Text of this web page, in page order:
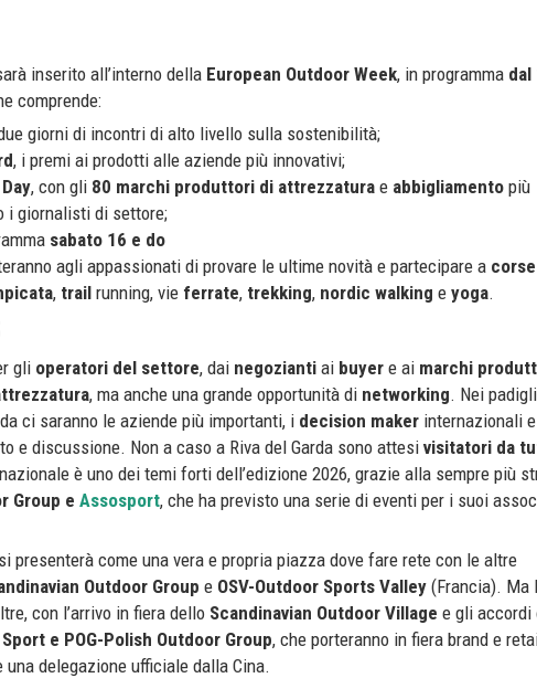
inserito all’interno della European Outdoor Week, in programma dal
comprende:
giorni di incontri di alto livello sulla sostenibilità;
, i premi ai prodotti alle aziende più innovativi;
, con gli 80 marchi produttori di attrezzatura e abbigliamento più
i giornalisti di settore;
sabato 16 e do
agli appassionati di provare le ultime novità e partecipare a corse
, trail running, vie ferrate, trekking, nordic walking e yoga.
gli operatori del settore, dai negozianti ai buyer e ai marchi
, ma anche una grande opportunità di networking. Nei
ci saranno le aziende più importanti, i decision maker internazionali e
e discussione. Non a caso a Riva del Garda sono attesi visitatori da
è uno dei temi forti dell’edizione 2026, grazie alla sempre più
Group e Assosport, che ha previsto una serie di eventi per i suoi
si presenterà come una vera e propria piazza dove fare rete con le altre
Outdoor Group e OSV-Outdoor Sports Valley (Francia). Ma
con l’arrivo in fiera dello Scandinavian Outdoor Village e gli accordi
e POG-Polish Outdoor Group, che porteranno in fiera brand e
delegazione ufficiale dalla Cina.